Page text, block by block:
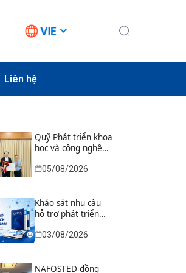
Liên hệ
Quỹ Phát triển khoa
học và công nghệ
trao Bằng khen của
tập thể, cá nhân có
thành tích xuất sắc
05/08/2026
Khảo sát nhu cầu
hỗ trợ phát triển
năm 2026
03/08/2026
NAFOSTED đồng